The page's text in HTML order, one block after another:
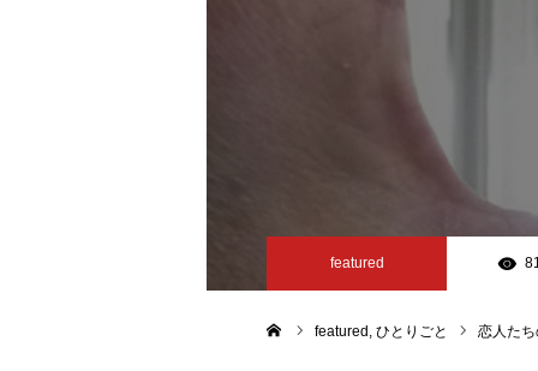
featured
featured ひとりごと 恋人た